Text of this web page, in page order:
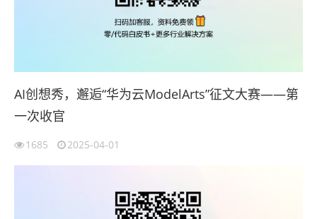
AI创想秀，邂逅“华为云ModelArts”征文大赛——第
一次收官
1685 2025-04-01